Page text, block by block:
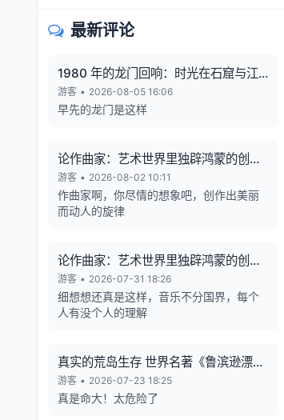
最新评论
1980 年的龙门回响：时光在石窟与江
风中凝固
游客 • 2026-08-05 16:06
早先的龙门是这样
论作曲家：艺术世界里独辟鸿蒙的创造
者
游客 • 2026-08-02 10:11
作曲家啊，你尽情的想象吧，创作出美丽
而动人的旋律
论作曲家：艺术世界里独辟鸿蒙的创造
者
游客 • 2026-07-31 18:26
细想想还真是这样，音乐不分国界，每个
人有没个人的理解
真实的荒岛生存 世界名著《鲁滨逊漂流
记》的原型
游客 • 2026-07-23 18:25
真是命大！太危险了